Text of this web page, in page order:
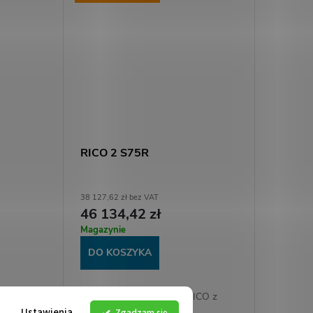
RICO 2 S75R
38 127,62 zł bez VAT
46 134,42 zł
Magazynie
DO KOSZYKA
Termowizor celowniczy RICO z